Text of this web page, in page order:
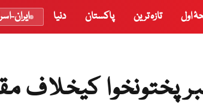
اول تازہ ترین پاکستان دنیا ایران-
پختونخوا کیخلاف